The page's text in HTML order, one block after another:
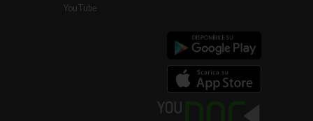
YouTube